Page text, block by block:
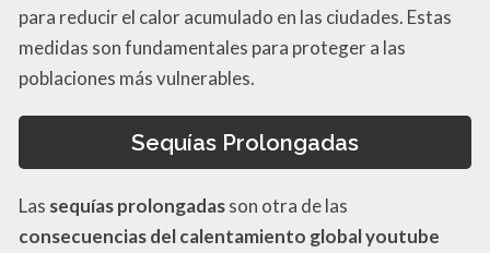
para reducir el calor acumulado en las ciudades. Estas
medidas son fundamentales para proteger a las
poblaciones más vulnerables.
Sequías Prolongadas
Las sequías prolongadasson otra de las
consecuencias del calentamiento global youtube